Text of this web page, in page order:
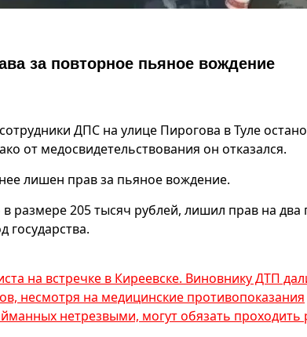
за повторное пьяное вождение
ДПС на улице Пирогова в Туле
от медосвидетельствования он отказался.
лишен прав за пьяное вождение.
размере 205 тысяч рублей, лишил прав на два
государства.
на встречке в Киреевске. Виновнику ДТП
несмотря на медицинские противопоказания
нетрезвыми, могут обязать